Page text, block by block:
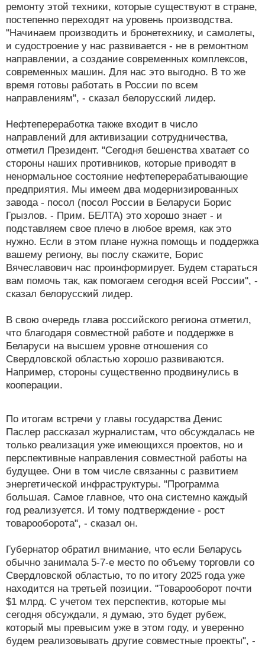
ремонту этой техники, которые существуют в стране,
постепенно переходят на уровень производства.
"Начинаем производить и бронетехнику, и самолеты,
и судостроение у нас развивается - не в ремонтном
направлении, а создание современных комплексов,
современных машин. Для нас это выгодно. В то же
время готовы работать в России по всем
направлениям", - сказал белорусский лидер.
Нефтепереработка также входит в число
направлений для активизации сотрудничества,
отметил Президент. "Сегодня бешенства хватает со
стороны наших противников, которые приводят в
ненормальное состояние нефтеперерабатывающие
предприятия. Мы имеем два модернизированных
завода - посол (посол России в Беларуси Борис
Грызлов. - Прим. БЕЛТА) это хорошо знает - и
подставляем свое плечо в любое время, как это
нужно. Если в этом плане нужна помощь и поддержка
вашему региону, вы послу скажите, Борис
Вячеславович нас проинформирует. Будем стараться
вам помочь так, как помогаем сегодня всей России", -
сказал белорусский лидер.
В свою очередь глава российского региона отметил,
что благодаря совместной работе и поддержке в
Беларуси на высшем уровне отношения со
Свердловской областью хорошо развиваются.
Например, стороны существенно продвинулись в
кооперации.
По итогам встречи у главы государства Денис
Паслер рассказал журналистам, что обсуждалась не
только реализация уже имеющихся проектов, но и
перспективные направления совместной работы на
будущее. Они в том числе связанны с развитием
энергетической инфраструктуры. "Программа
большая. Самое главное, что она системно каждый
год реализуется. И тому подтверждение - рост
товарооборота", - сказал он.
Губернатор обратил внимание, что если Беларусь
обычно занимала 5-7-е место по объему торговли со
Свердловской областью, то по итогу 2025 года уже
находится на третьей позиции. "Товарооборот почти
$1 млрд. С учетом тех перспектив, которые мы
сегодня обсуждали, я думаю, это будет рубеж,
который мы превысим уже в этом году, и уверенно
будем реализовывать другие совместные проекты", -